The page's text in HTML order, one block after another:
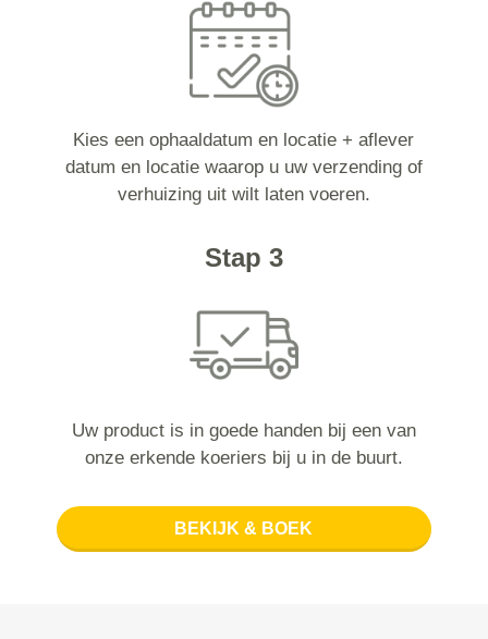
Kies een ophaaldatum en locatie + aflever
datum en locatie waarop u uw verzending of
verhuizing uit wilt laten voeren.
Stap 3
Uw product is in goede handen bij een van
onze erkende koeriers bij u in de buurt.
BEKIJK & BOEK